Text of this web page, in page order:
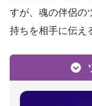
すが、魂の伴侶の
持ちを相手に伝え